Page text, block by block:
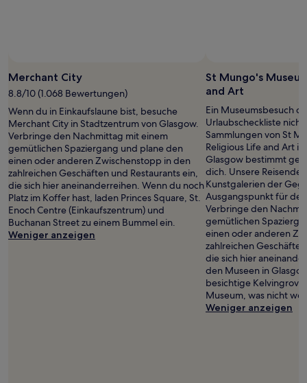
Foto
von
Ross
Merchant City
8.8/10 (1.068 Bewertungen)
Wenn du in Einkaufslaune bist, besuche
Merchant City in Stadtzentrum von Glasgow.
Verbringe den Nachmittag mit einem
gemütlichen Spaziergang und plane den
einen oder anderen Zwischenstopp in den
zahlreichen Geschäften und Restaurants ein,
die sich hier aneinanderreihen. Wenn du noch
Platz im Koffer hast, laden Princes Square, St.
Enoch Centre (Einkaufszentrum) und
Buchanan Street zu einem Bummel ein.
Weniger anzeigen
St Mungo's
and Art
Ein Museumsbesuch
Urlaubscheckliste
Sammlungen von St
Religious Life and Art
Glasgow bestimmt
dich. Unsere
Kunstgalerien der
Ausgangspunkt für
Verbringe den
gemütlichen
einen oder anderen
zahlreichen
die sich hier
den Museen in
besichtige Kelvingrove
Museum, was nicht
Weniger anzeigen